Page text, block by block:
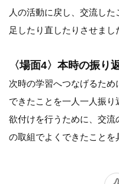
人の活動に戻し、交流し
足したり直したりさせまし
〈場面4〉本時の振り
次時の学習へつなげるた
できたことを一人一人振
欲付けを行うために、交流
の取組でよくできたことを